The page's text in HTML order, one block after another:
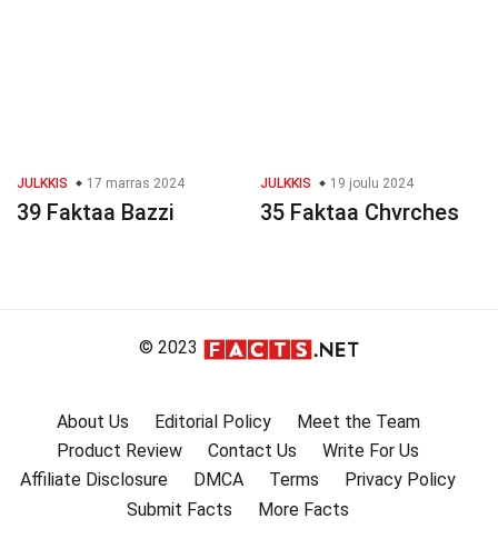
JULKKIS 17 marras 2024
39 Faktaa Bazzi
JULKKIS 19 joulu 2024
35 Faktaa Chvrches
© 2023
About Us Editorial Policy
Meet the Team
Product Review
Contact Us
Write For Us
Affiliate Disclosure
DMCA Terms
Privacy Policy
Submit Facts
More Facts